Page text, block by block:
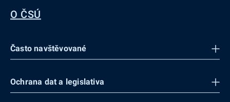
O ČSÚ
Často navštěvované
Ochrana dat a legislativa